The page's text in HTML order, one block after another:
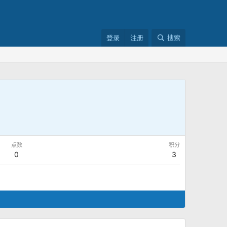
登录 注册 搜索
点数
0
积分
3